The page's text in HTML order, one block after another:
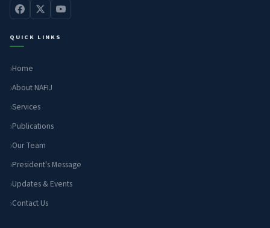
QUICK LINKS
Home
About NAFIJ
Services
Publications
Our Team
President's Message
Updates & Events
Contact Us